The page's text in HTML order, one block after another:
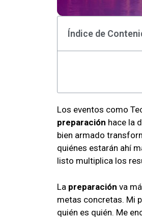
Índice de
Los eventos como
preparación hace la
bien armado
quiénes estarán ahí
listo multiplica los
La preparación va
metas concretas. Mi
quién es quién. Me